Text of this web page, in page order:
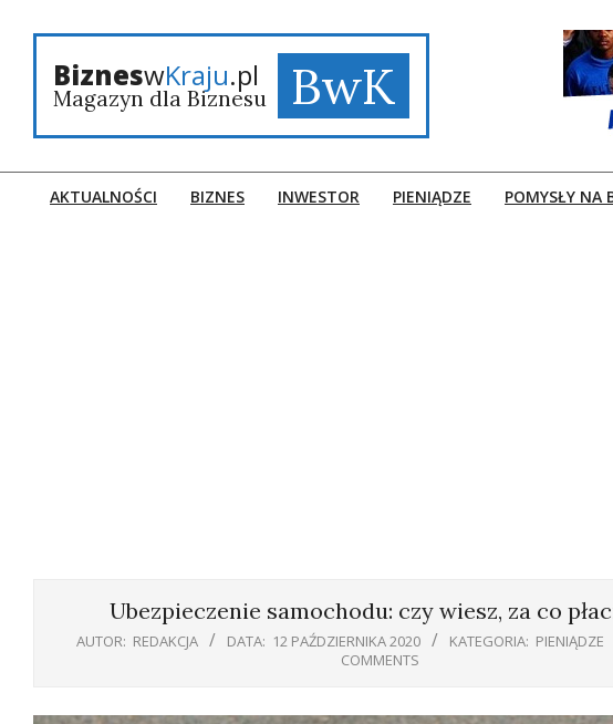
contentBizneswKraju.pl
Magazyn dla Biznesu BwK
Primary
AKTUALNOŚCI BIZNES INWESTOR PIENIĄDZE POMYSŁY NA
Ubezpieczenie samochodu: czy wiesz, za co
AUTOR: REDAKCJA DATA: 12 PAŹDZIERNIKA 2020 KATEGORIA: PIENIĄDZE
COMMENTS